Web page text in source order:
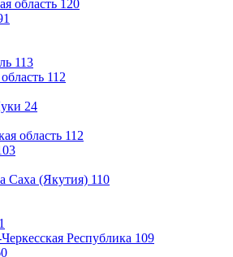
область 120
113
112
24
область 112
Саха (Якутия) 110
1
Республика 109